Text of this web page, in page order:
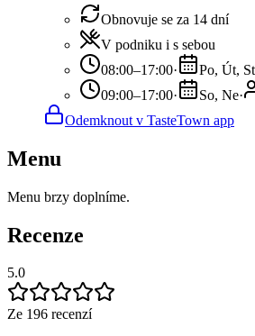
Obnovuje se za 14 dní
V podniku i s sebou
08:00–17:00· Po, Út,
09:00–17:00· So, Ne·
Odemknout v TasteTown app
Menu
Menu brzy doplníme.
Recenze
5.0
Ze 196 recenzí